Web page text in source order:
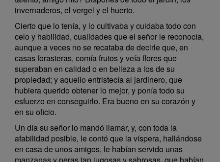
invernaderos, el vergel y el huerto.
Cierto que lo tenía, y lo cultivaba y cuidaba todo con
celo y habilidad, cualidades que el señor le reconocía,
aunque a veces no se recataba de decirle que, en
casas forasteras, comía frutos y veía flores que
superaban en calidad o en belleza a los de su
propiedad; y aquello entristecía al jardinero, que
hubiera querido obtener lo mejor, y ponía todo su
esfuerzo en conseguirlo. Era bueno en su corazón y
en su oficio.
Un día su señor lo mandó llamar, y, con toda la
afabilidad posible, le contó que la víspera, hallándose
en casa de unos amigos, le habían servido unas